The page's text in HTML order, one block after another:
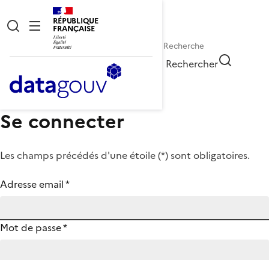
RÉPUBLIQUE
FRANÇAISE
Rechercher
Se connecter
Les champs précédés d'une étoile (*) sont obligatoires.
Adresse email*
Mot de passe*